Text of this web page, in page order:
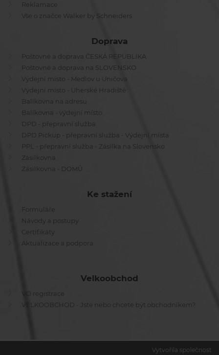
Reklamace
Vše o značce Walker by Schneiders
Doprava
Poštovné a doprava ČESKÁ REPUBLIKA
Poštovné a doprava na SLOVENSKO
Výdejní místo - Medlov u Uničova
Výdejní místo - Uherské Hradiště
Balíkovna na adresu
Balíkovna - výdejní místo
DPD - přepravní služba
DPD Pickup - přepravní služba - Výdejní místa
PPL - přepravní služba - Zásilka na Slovensko
Zásilkovna
Zásilkovna - DOMŮ
Ke stažení
Formuláře
Návody a postupy
Certifikáty
Aktualizace a podpora
Velkoobchod
VO registrace
VELKOOBCHOD - Jste nebo chcete být obchodníkem?
Vytvořila společnost